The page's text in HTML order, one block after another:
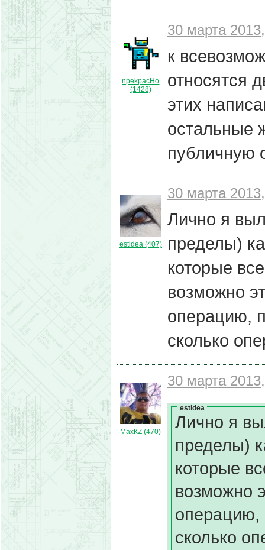
npekpacHo
(1428)
30 марта
к
относятся
этих
остальные
публичную
estidea (407)
30 марта
Лично я
пределы)
которые
возможно
операцию,
сколько
МахКZ (470)
30 марта
estidea
Лично я
пределы)
которые
возможно
операцию,
сколько